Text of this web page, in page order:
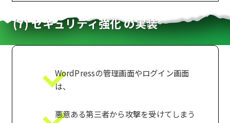
(7) セキュリティ強化 の実装
WordPressの管理画面やログイン画面
は、
悪意ある第三者から攻撃を受けてしまう